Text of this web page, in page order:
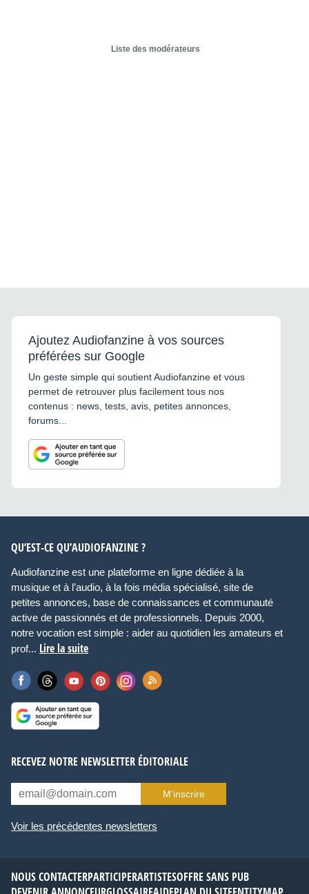
Liste des modérateurs
Ajoutez Audiofanzine à vos sources
préférées sur Google
Un geste simple qui soutient Audiofanzine et vous
permet de retrouver plus facilement tous nos
contenus : news, tests, avis, petites annonces,
forums...
QU’EST-CE QU’AUDIOFANZINE ?
Audiofanzine est une plateforme en ligne dédiée à la
musique et à l’audio, à la fois média spécialisé, site de
petites annonces, base de connaissances et communauté
active de passionnés et de professionnels. Depuis 2000,
notre vocation est simple : aider au quotidien les amateurs et
prof... Lire la suite
RECEVEZ NOTRE NEWSLETTER ÉDITORIALE
M’inscrire
Voir les précédentes newsletters
NOUS CONTACTERPARTICIPERARTISTESOFFRE SANS PUB